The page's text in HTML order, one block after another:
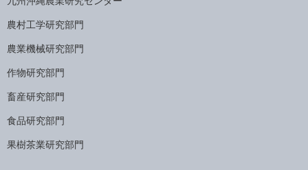
農村工学研究部門
農業機械研究部門
作物研究部門
畜産研究部門
食品研究部門
果樹茶業研究部門